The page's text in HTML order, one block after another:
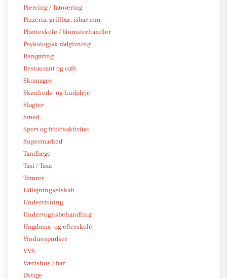
Piercing / Tatovering
Pizzeria, grillbar, isbar mm.
Planteskole / blomsterhandler
Psykologisk rådgivning
Rengøring
Restaurant og café
Skomager
Skønheds- og hudpleje
Slagter
Smed
Sport og fritidsaktivitet
Supermarked
Tandlæge
Taxi / Taxa
Tømrer
Udlejningselskab
Undervisning
Undervognsbehandling
Ungdoms- og efterskole
Vinduespudser
VVS
Værtshus / bar
Øvrige